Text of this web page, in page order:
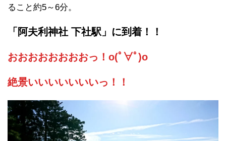
ること約5～6分。
「阿夫利神社 下社駅」に到着！！
おおおおおおおおっ！o(ﾟ∀ﾟ)o
絶景いいいいいいいっ！！